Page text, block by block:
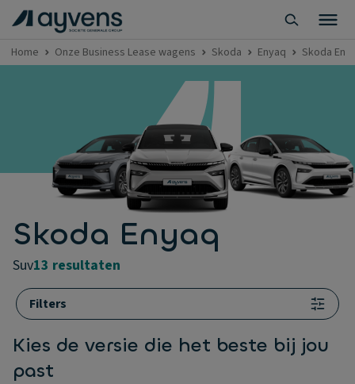
Home Onze Business Lease wagens Skoda Enyaq Skoda
Skoda Enyaq
suv13 resultaten
Filters
Kies de versie die het beste bij jou
past